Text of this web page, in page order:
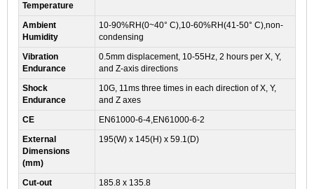
Temperature
Ambient
Humidity
10-90%RH(0~40° C),10-60%RH(41-50° C),non-
condensing
Vibration
Endurance
0.5mm displacement, 10-55Hz, 2 hours per X, Y,
and Z-axis directions
Shock
Endurance
10G, 11ms three times in each direction of X, Y,
and Z axes
CE
EN61000-6-4,EN61000-6-2
External
Dimensions
(mm)
195(W) x 145(H) x 59.1(D)
Cut-out
185.8 x 135.8